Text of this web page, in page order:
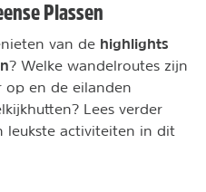
Plassen
van de highlights
? Welke wandelroutes zijn
op en de eilanden
Lees verder
leukste activiteiten in dit